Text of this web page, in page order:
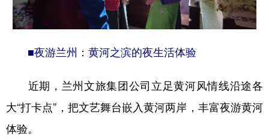
■夜游兰州：黄河之滨的夜生活体验
近期，兰州文旅集团公司立足黄河风情线沿途各
大“打卡点”，把文艺舞台嵌入黄河两岸，丰富夜游黄河
体验。